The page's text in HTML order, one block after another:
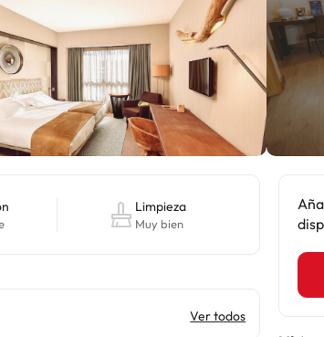
Limpieza
Muy bien
Ver todos